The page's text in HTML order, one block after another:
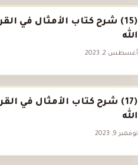
(15) شرح كتاب الأمثال في
الله
أغسطس 2, 2023
(17) شرح كتاب الأمثال في
الله
نوفمبر 9, 2023